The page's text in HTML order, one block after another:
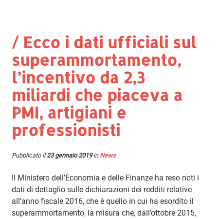
/ Ecco i dati ufficiali sul
superammortamento,
l’incentivo da 2,3
miliardi che piaceva a
PMI, artigiani e
professionisti
Pubblicato il23 gennaio 2019in News
Il Ministero dell’Economia e delle Finanze ha reso noti i
dati di dettaglio sulle dichiarazioni dei redditi relative
all’anno fiscale 2016, che è quello in cui ha esordito il
superammortamento, la misura che, dall’ottobre 2015,